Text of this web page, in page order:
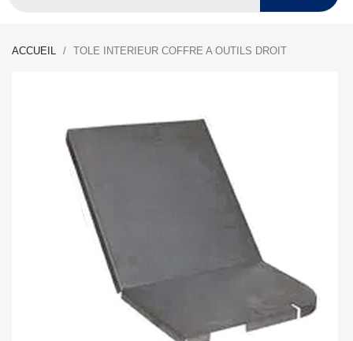
ACCUEIL TOLE INTERIEUR COFFRE A OUTILS DROIT